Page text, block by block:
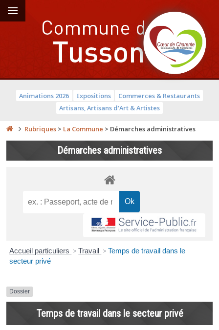
Animations 2026 Expositions
Commerces & Restaurants
Artisans, Artisans d'Art & Artistes
Rubriques > La Commune > Démarches administratives
Démarches administratives
Accueil particuliers > Travail > Temps de travail dans le
secteur privé
Dossier
Temps de travail dans le secteur privé